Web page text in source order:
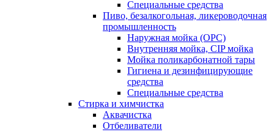
Специальные средства
Пиво, безалкогольная, ликероводочная
промышленность
Наружная мойка (ОРС)
Внутренняя мойка, CIP мойка
Мойка поликарбонатной тары
Гигиена и дезинфицирующие
средства
Специальные средства
Стирка и химчистка
Аквачистка
Отбеливатели